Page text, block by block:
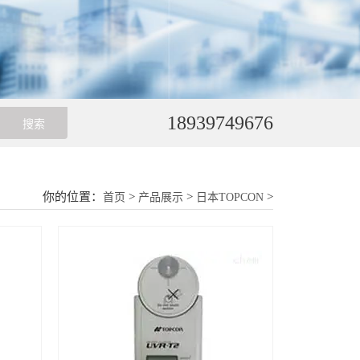
18939749676
你的位置：首页 > 产品展示 > 日本TOPCON >